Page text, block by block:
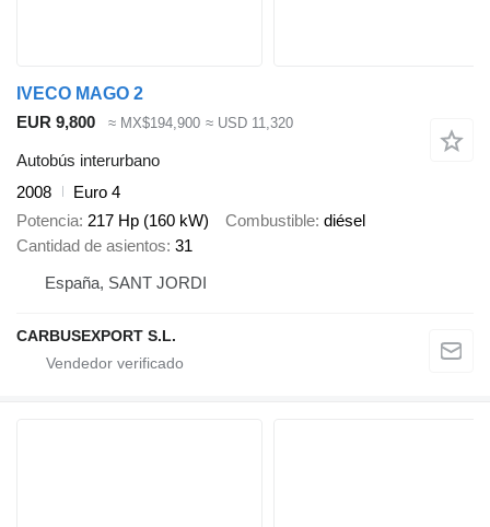
IVECO MAGO 2
EUR 9,800
≈ MX$194,900 ≈ USD 11,320
Autobús interurbano
2008
Euro 4
Potencia 217 Hp (160 kW) Combustible diésel
Cantidad de asientos 31
España, SANT JORDI
CARBUSEXPORT S.L.